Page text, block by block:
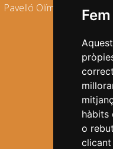
hàbits
o
Pavelló Olímpic
Segueix-
Mapa web